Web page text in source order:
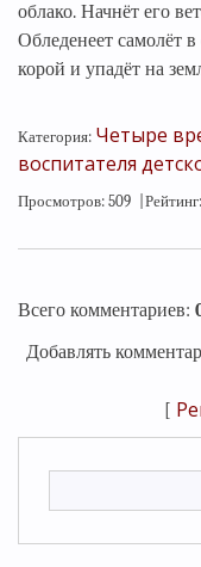
облако. Начнёт его
Обледенеет самолёт
корой и упадёт на
Категория: Четыре
воспитателя
Просмотров: 509 Рейтинг:
Всего комментариев:
Добавлять
[